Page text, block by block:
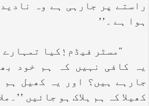
راستے پر جارہی ہے وہ
ہوا ہے ۔’’
‘‘مسٹر فیڈم ! کیا تمہارے
یہ کافی نہیں کہ ہم خود
جارہے ہیں؟ اور یہ کھیل ہم
کھیلا کہ ہم ہلاک ہو جائیں